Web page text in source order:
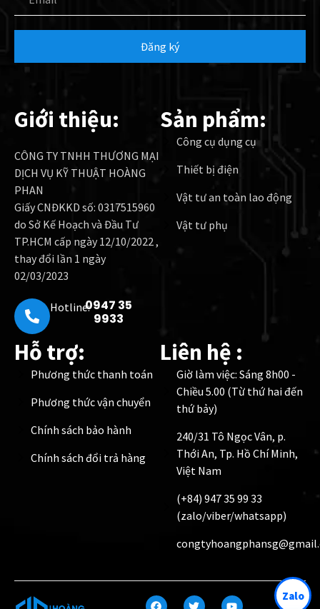
Đăng ký
Giới thiệu:
CÔNG TY TNHH THƯƠNG MẠI
DỊCH VỤ KỸ THUẬT HOÀNG
PHAN
Giấy CNĐKKD số: 0317515960
do Sở Kế Hoạch và Đầu Tư
TP.HCM cấp ngày 12/10/2022 ,
thay đổi lần 1 ngày
02/03/2023
Hotline:0947 35
9933
Sản phẩm:
Công cụ dụng cụ
Thiết bị điện
Vật tư an toàn lao động
Vật tư phụ
Hỗ trợ:
Phương thức thanh toán
Phương thức vận chuyển
Chính sách bảo hành
Chính sách đổi trả hàng
Liên hệ :
Giờ làm việc: Sáng 8h00 -
Chiều 5.00 (Từ thứ hai đến
thứ bảy)
240/31 Tô Ngọc Vân, p.
Thới An, Tp. Hồ Chí Minh,
Việt Nam
(+84) 947 35 99 33
(zalo/viber/whatsapp)
Zalo